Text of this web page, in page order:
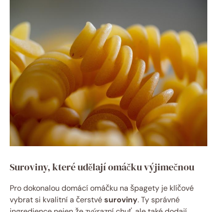
Suroviny, které udělají omáčku výjimečnou
Pro dokonalou domácí omáčku na špagety je klíčové
vybrat si kvalitní a čerstvésuroviny. Ty správné